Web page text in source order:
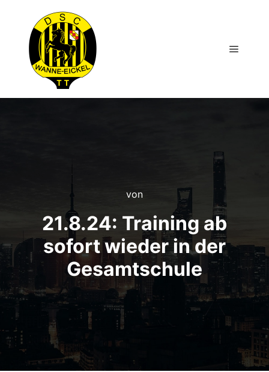
von
21.8.24: Training ab
sofort wieder in der
Gesamtschule